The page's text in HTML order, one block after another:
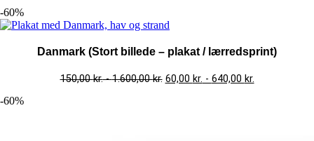
-60%
Danmark (Stort billede – plakat / lærredsprint)
150,00kr.-1.600,00kr. 60,00 kr. - 640,00 kr.
-60%